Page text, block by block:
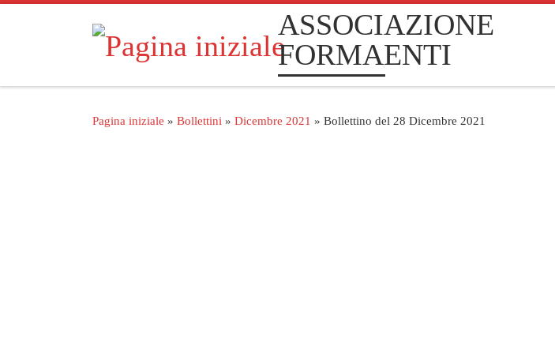
Passa al contenuto
ASSOCIAZIONE
FORMAENTI
Pagina iniziale » Bollettini » Dicembre 2021 » Bollettino del 28 Dicembre 2021